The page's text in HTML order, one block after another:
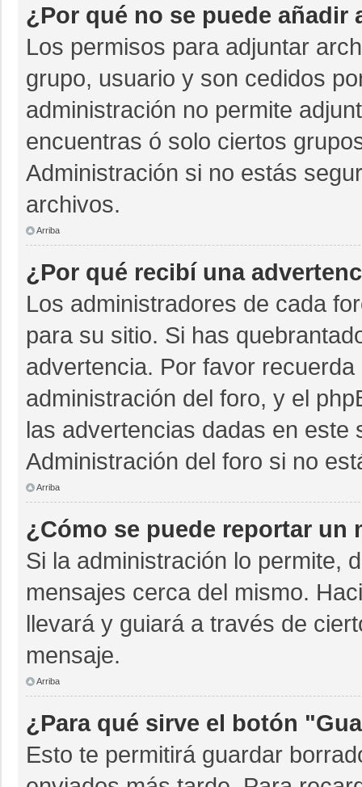
¿Por qué no se puede
Los permisos para adjuntar
grupo, usuario y son cedidos
administración no permite
encuentras ó solo ciertos
Administración si no estás
archivos.
Arriba
¿Por qué recibí una
Los administradores de cada
para su sitio. Si has
advertencia. Por favor
administración del foro, y el
las advertencias dadas en este
Administración del foro si no
Arriba
¿Cómo se puede reportar un
Si la administración lo permite,
mensajes cerca del mismo.
llevará y guiará a través de
mensaje.
Arriba
¿Para qué sirve el botón
Esto te permitirá guardar